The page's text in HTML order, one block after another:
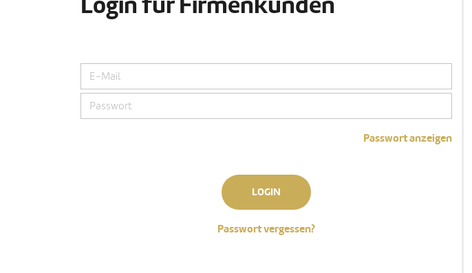
Passwort anzeigen
LOGIN
Passwort vergessen?